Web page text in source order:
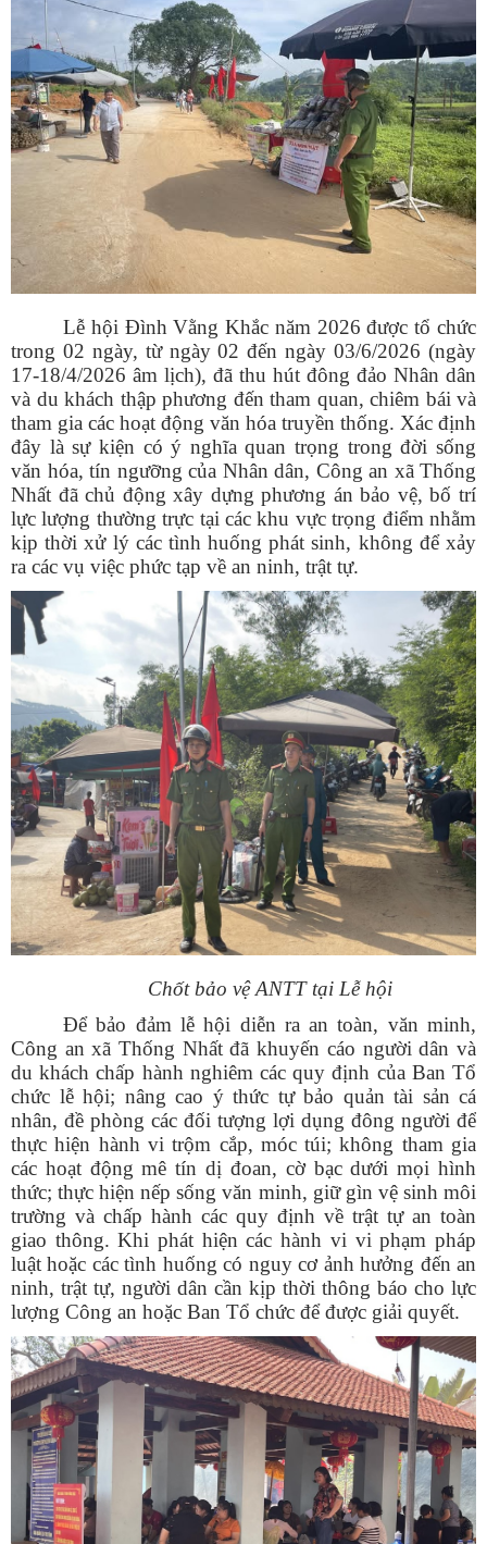
Lễ hội Đình Vằng Khắc năm 2026 được tổ chức
trong 02 ngày, từ ngày 02 đến ngày 03/6/2026 (ngày
17-18/4/2026 âm lịch), đã thu hút đông đảo Nhân dân
và du khách thập phương đến tham quan, chiêm bái và
tham gia các hoạt động văn hóa truyền thống. Xác định
đây là sự kiện có ý nghĩa quan trọng trong đời sống
văn hóa, tín ngưỡng của Nhân dân, Công an xã Thống
Nhất đã chủ động xây dựng phương án bảo vệ, bố trí
lực lượng thường trực tại các khu vực trọng điểm nhằm
kịp thời xử lý các tình huống phát sinh, không để xảy
ra các vụ việc phức tạp về an ninh, trật tự.
Chốt bảo vệ ANTT tại Lễ hội
Để bảo đảm lễ hội diễn ra an toàn, văn minh,
Công an xã Thống Nhất đã khuyến cáo người dân và
du khách chấp hành nghiêm các quy định của Ban Tổ
chức lễ hội; nâng cao ý thức tự bảo quản tài sản cá
nhân, đề phòng các đối tượng lợi dụng đông người để
thực hiện hành vi trộm cắp, móc túi; không tham gia
các hoạt động mê tín dị đoan, cờ bạc dưới mọi hình
thức; thực hiện nếp sống văn minh, giữ gìn vệ sinh môi
trường và chấp hành các quy định về trật tự an toàn
giao thông. Khi phát hiện các hành vi vi phạm pháp
luật hoặc các tình huống có nguy cơ ảnh hưởng đến an
ninh, trật tự, người dân cần kịp thời thông báo cho lực
lượng Công an hoặc Ban Tổ chức để được giải quyết.